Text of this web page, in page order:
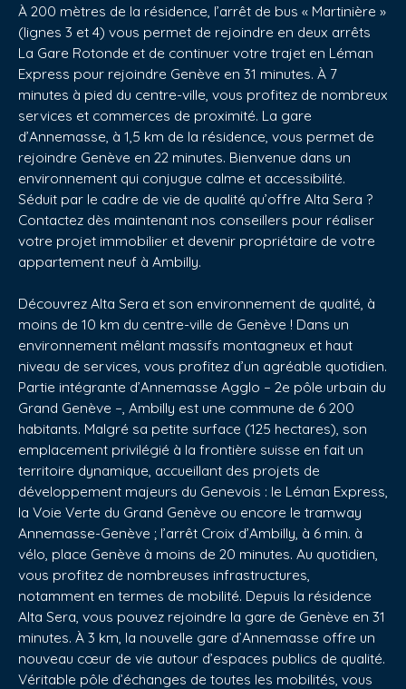
À 200 mètres de la résidence, l’arrêt de bus « Martinière »
(lignes 3 et 4) vous permet de rejoindre en deux arrêts
La Gare Rotonde et de continuer votre trajet en Léman
Express pour rejoindre Genève en 31 minutes. À 7
minutes à pied du centre-ville, vous profitez de nombreux
services et commerces de proximité. La gare
d’Annemasse, à 1,5 km de la résidence, vous permet de
rejoindre Genève en 22 minutes. Bienvenue dans un
environnement qui conjugue calme et accessibilité.
Séduit par le cadre de vie de qualité qu’offre Alta Sera ?
Contactez dès maintenant nos conseillers pour réaliser
votre projet immobilier et devenir propriétaire de votre
appartement neuf à Ambilly.
Découvrez Alta Sera et son environnement de qualité, à
moins de 10 km du centre-ville de Genève ! Dans un
environnement mêlant massifs montagneux et haut
niveau de services, vous profitez d’un agréable quotidien.
Partie intégrante d’Annemasse Agglo – 2e pôle urbain du
Grand Genève –, Ambilly est une commune de 6 200
habitants. Malgré sa petite surface (125 hectares), son
emplacement privilégié à la frontière suisse en fait un
territoire dynamique, accueillant des projets de
développement majeurs du Genevois : le Léman Express,
la Voie Verte du Grand Genève ou encore le tramway
Annemasse-Genève ; l’arrêt Croix d’Ambilly, à 6 min. à
vélo, place Genève à moins de 20 minutes. Au quotidien,
vous profitez de nombreuses infrastructures,
notamment en termes de mobilité. Depuis la résidence
Alta Sera, vous pouvez rejoindre la gare de Genève en 31
minutes. À 3 km, la nouvelle gare d’Annemasse offre un
nouveau cœur de vie autour d’espaces publics de qualité.
Véritable pôle d’échanges de toutes les mobilités, vous